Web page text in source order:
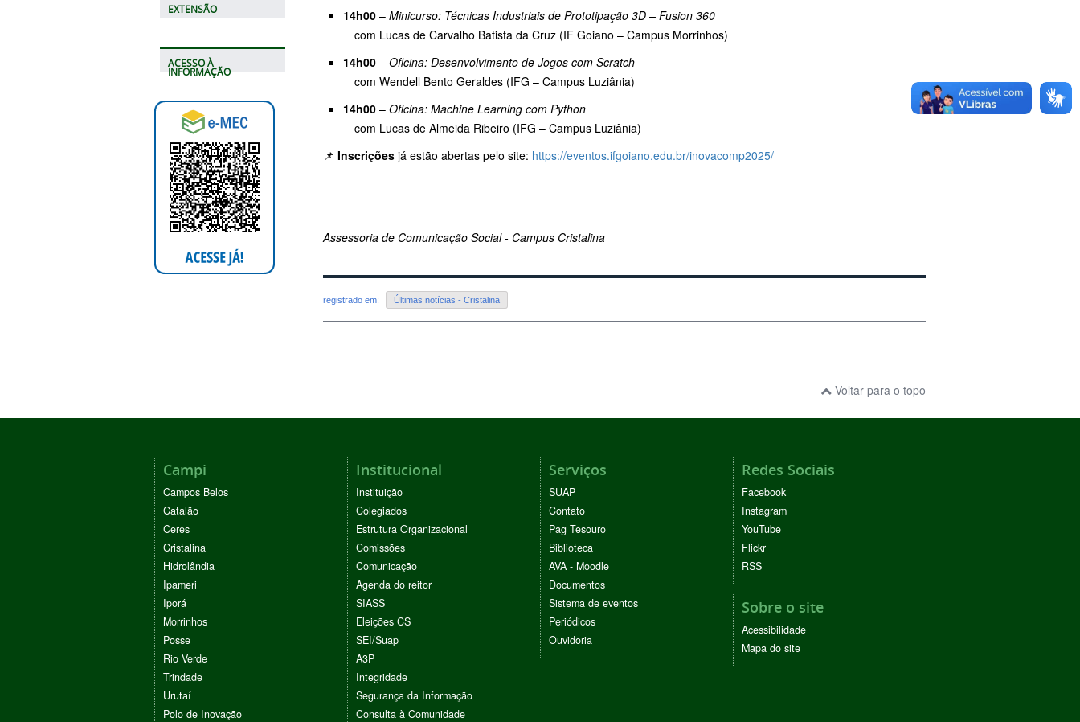
EXTENSÃO
ACESSO À
INFORMAÇÃO
14h00 – Minicurso: Técnicas Industriais de Prototipação 3D – Fusion 360
com Lucas de Carvalho Batista da Cruz (IF Goiano – Campus Morrinhos)
14h00 – Oficina: Desenvolvimento de Jogos com Scratch
com Wendell Bento Geraldes (IFG – Campus Luziânia)
14h00 – Oficina: Machine Learning com Python
com Lucas de Almeida Ribeiro (IFG – Campus Luziânia)
📌 Inscrições já estão abertas pelo site: https://eventos.ifgoiano.edu.br/inovacomp2025/
Assessoria de Comunicação Social - Campus Cristalina
registrado em: Últimas notícias - Cristalina
Voltar para o topo
Campi
Campos Belos
Catalão
Ceres
Cristalina
Hidrolândia
Ipameri
Iporá
Morrinhos
Posse
Rio Verde
Trindade
Urutaí
Polo de Inovação
Institucional
Instituição
Colegiados
Estrutura Organizacional
Comissões
Comunicação
Agenda do reitor
SIASS
Eleições CS
SEI/Suap
A3P
Integridade
Segurança da Informação
Consulta à Comunidade
Serviços
SUAP
Contato
Pag Tesouro
Biblioteca
AVA - Moodle
Documentos
Sistema de eventos
Periódicos
Ouvidoria
Redes Sociais
Facebook
Instagram
YouTube
Flickr
RSS
Sobre o site
Acessibilidade
Mapa do site